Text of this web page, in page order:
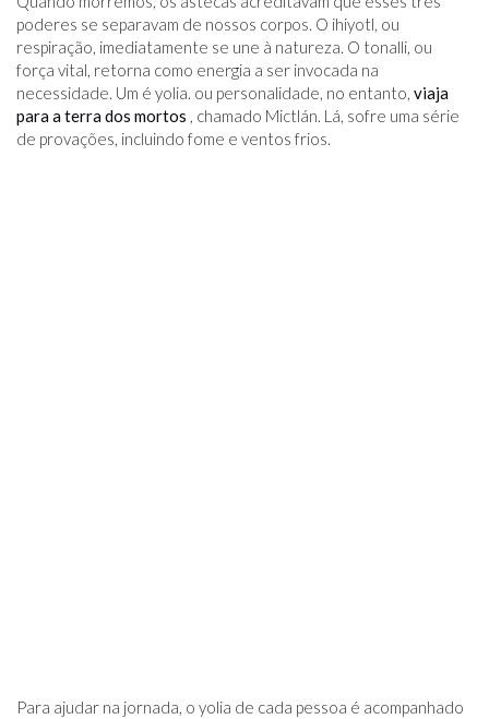
poderes se separavam de nossos corpos. O ihiyotl, ou
respiração, imediatamente se une à natureza. O tonalli, ou
força vital, retorna como energia a ser invocada na
necessidade. Um é yolia. ou personalidade, no entanto, viaja
para a terra dos mortos , chamado Mictlán. Lá, sofre uma série
de provações, incluindo fome e ventos frios.
Para ajudar na jornada, o yolia de cada pessoa é acompanhado